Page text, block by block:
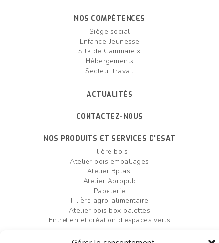
NOS COMPÉTENCES
Siège social
Enfance-Jeunesse
Site de Gammareix
Hébergements
Secteur travail
ACTUALITÉS
CONTACTEZ-NOUS
NOS PRODUITS ET SERVICES D'ESAT
Filière bois
Atelier bois emballages
Atelier Bplast
Atelier Apropub
Papeterie
Filière agro-alimentaire
Atelier bois box palettes
Entretien et création d'espaces verts